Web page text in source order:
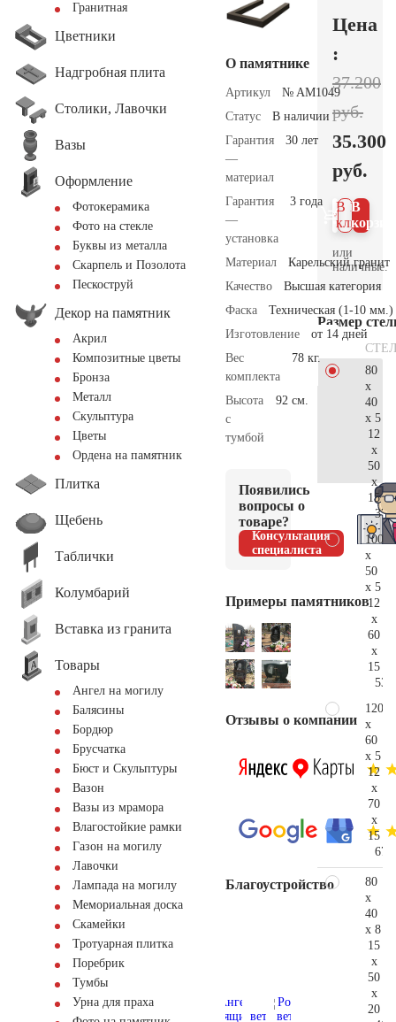
Гранитная
Цветники
Надгробная плита
Столики, Лавочки
Вазы
Оформление
Фотокерамика
Фото на стекле
Буквы из металла
Скарпель и Позолота
Пескоструй
Декор на памятник
Акрил
Композитные цветы
Бронза
Металл
Скульптура
Цветы
Ордена на памятник
Плитка
Щебень
Таблички
Колумбарий
Вставка из гранита
Товары
Ангел на могилу
Балясины
Бордюр
Брусчатка
Бюст и Скульптуры
Вазон
Вазы из мрамора
Влагостойкие рамки
Газон на могилу
Лавочки
Лампада на могилу
Мемориальная доска
Скамейки
Тротуарная плитка
Поребрик
Тумбы
Урна для праха
О памятнике
Артикул
№ AM1049
Статус
В наличии
Гарантия
—
материал
30 лет
Гарантия
—
установка
3 года
Материал
Карельский гранит
Качество
Высшая категория
Фаска
Техническая (1-10 мм.)
Изготовление
от 14 дней
Вес
комплекта
78 кг.
Высота
с
тумбой
92 см.
Появились
вопросы о
товаре?
Консультация
специалиста
Примеры памятников
Отзывы о компании
Благоустройство
Цена
:
37.200
руб.
35.300
руб.
В
В 1
клик
или
наличные.
Размер
80
x
40
x 5
12
x
50
x
15
100
x
50
x 5
12
x
60
x
15
120
x
60
x 5
12
x
70
x
15
80
x
40
x 8
15
x
50
x
20